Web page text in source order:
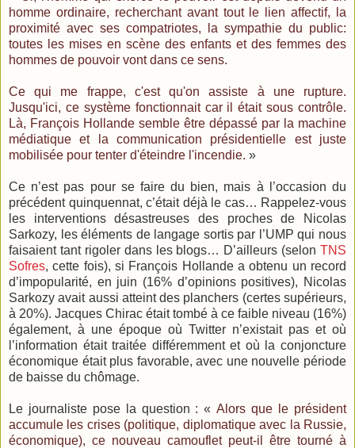
homme ordinaire, recherchant avant tout le lien affectif, la
proximité avec ses compatriotes, la sympathie du public:
toutes les mises en scène des enfants et des femmes des
hommes de pouvoir vont dans ce sens.
Ce qui me frappe, c'est qu'on assiste à une rupture.
Jusqu'ici, ce système fonctionnait car il était sous contrôle.
Là, François Hollande semble être dépassé par la machine
médiatique et la communication présidentielle est juste
mobilisée pour tenter d'éteindre l'incendie. »
Ce n’est pas pour se faire du bien, mais à l’occasion du
précédent quinquennat, c’était déjà le cas… Rappelez-vous
les interventions désastreuses des proches de Nicolas
Sarkozy, les éléments de langage sortis par l’UMP qui nous
faisaient tant rigoler dans les blogs… D’ailleurs (selon TNS
Sofres, cette fois), si François Hollande a obtenu un record
d’impopularité, en juin (16% d’opinions positives), Nicolas
Sarkozy avait aussi atteint des planchers (certes supérieurs,
à 20%). Jacques Chirac était tombé à ce faible niveau (16%)
également, à une époque où Twitter n’existait pas et où
l’information était traitée différemment et où la conjoncture
économique était plus favorable, avec une nouvelle période
de baisse du chômage.
Le journaliste pose la question : «Alors que le président
accumule les crises (politique, diplomatique avec la Russie,
économique), ce nouveau camouflet peut-il être tourné à